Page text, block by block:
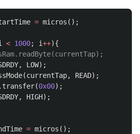
= micros ();
< 1000; i++){
, LOW);
(currentTap, READ);
. transfer(0x00);
, HIGH);
= micros ();